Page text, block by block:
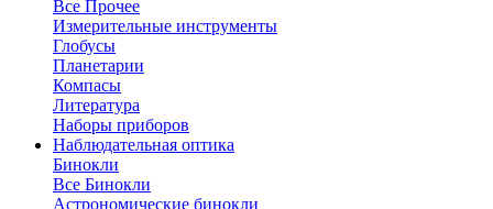
Все Прочее
Измерительные инструменты
Глобусы
Планетарии
Компасы
Литература
Наборы приборов
Наблюдательная оптика
Бинокли
Все Бинокли
Астрономические бинокли